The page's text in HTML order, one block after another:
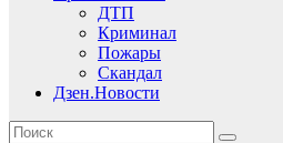
ДТП
Криминал
Пожары
Скандал
Дзен.Новости